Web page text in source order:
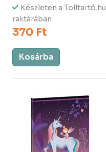
Készleten a Tolltartó.hu
raktárában
370 Ft
Kosárba